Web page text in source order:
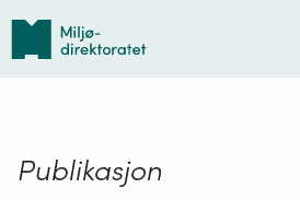
Tilbake
forsiden
Publikasjon